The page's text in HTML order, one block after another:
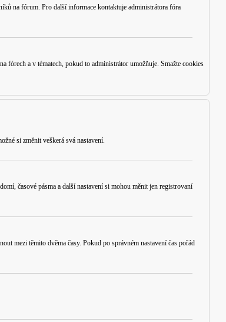
na fórum. Pro další informace kontaktuje administrátora fóra
fórech a v tématech, pokud to administrátor umožňuje. Smažte cookies
si změnit veškerá svá nastavení.
časové pásma a další nastavení si mohou měnit jen registrovaní
mezi těmito dvěma časy. Pokud po správném nastavení čas pořád